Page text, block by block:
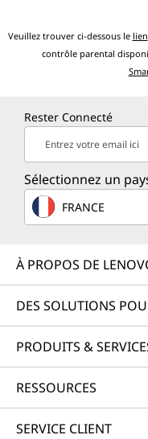
Veuillez trouver ci-dessous le lien
contrôle parental
Rester Connecté
Entrez votre email ici
Sélectionnez un
FRANCE
À PROPOS DE
DES SOLUTIONS
PRODUITS &
RESSOURCES
SERVICE CLIENT